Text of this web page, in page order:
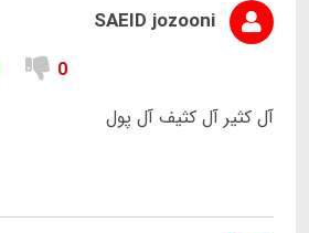
SAEID jozooni
0
آل کثیر آل کثیف آل پول